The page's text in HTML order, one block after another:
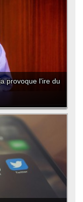
provoque l'ire du